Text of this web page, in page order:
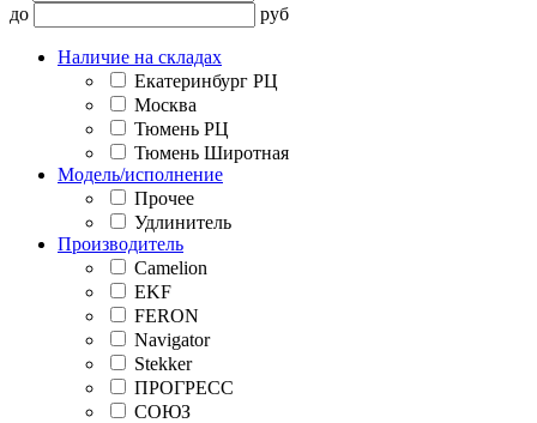
до
руб
Наличие на складах
Екатеринбург РЦ
Москва
Тюмень РЦ
Тюмень Широтная
Модель/исполнение
Прочее
Удлинитель
Производитель
Camelion
EKF
FERON
Navigator
Stekker
ПРОГРЕСС
СОЮЗ